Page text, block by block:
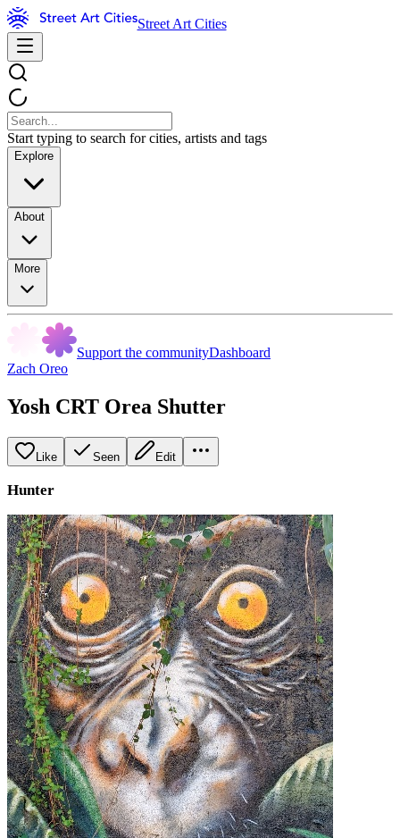
Street Art Cities
Start typing to search for cities, artists and tags
Explore
About
More
Support the communityDashboard
Zach Oreo
Yosh CRT Orea Shutter
Like Seen Edit
Hunter